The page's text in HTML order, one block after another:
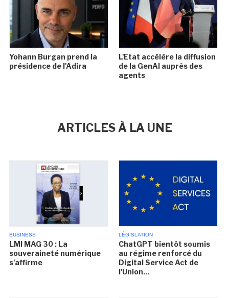
Yohann Burgan prend la
présidence de l'Adira
L'Etat accélère la diffusion
de la GenAI auprès des
agents
ARTICLES À LA UNE
BUSINESS
LMI MAG 30 : La
souveraineté numérique
s'affirme
LÉGISLATION
ChatGPT bientôt soumis
au régime renforcé du
Digital Service Act de
l'Union...